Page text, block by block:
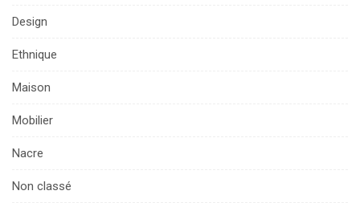
Design
Ethnique
Maison
Mobilier
Nacre
Non classé